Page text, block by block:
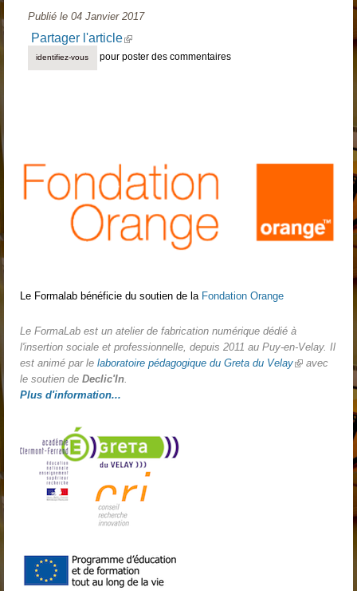
Publié le 04 Janvier 2017
Partager l'article(link is external)
identifiez-vous pour poster des commentaires
Le Formalab bénéficie du soutien de la Fondation Orange
Le FormaLab est un atelier de fabrication numérique dédié à
l'insertion sociale et professionnelle, depuis 2011 au Puy-en-Velay. Il
est animé par le laboratoire pédagogique du Greta du Velay(link is
avec
le soutien de Declic'In.
Plus d'information...